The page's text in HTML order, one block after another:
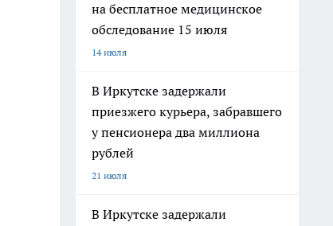
на бесплатное медицинское
обследование 15 июля
14 июля
В Иркутске задержали
приезжего курьера, забравшего
у пенсионера два миллиона
рублей
21 июля
В Иркутске задержали